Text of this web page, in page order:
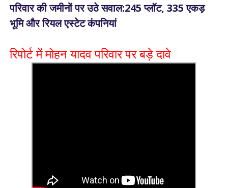
परिवार की जमीनों पर उठे सवाल:245 प्लॉट, 335 एकड़
भूमि और रियल एस्टेट कंपनियां
रिपोर्ट में मोहन यादव परिवार पर बड़े दावे